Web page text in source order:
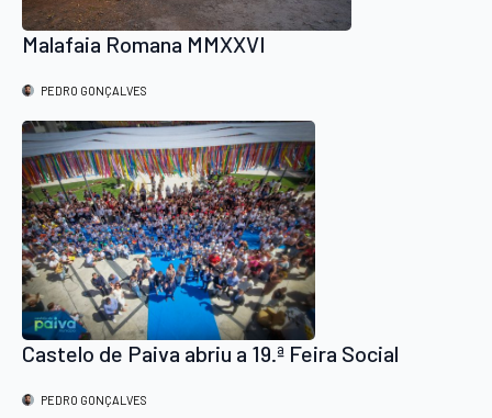
Malafaia Romana MMXXVI
PEDRO GONÇALVES
Castelo de Paiva abriu a 19.ª Feira Social
PEDRO GONÇALVES